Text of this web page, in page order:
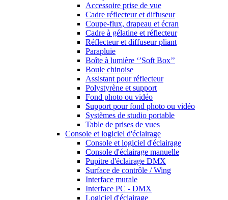
Accessoire prise de vue
Cadre réflecteur et diffuseur
Coupe-flux, drapeau et écran
Cadre à gélatine et réflecteur
Réflecteur et diffuseur pliant
Parapluie
Boîte à lumière ‘’Soft Box’’
Boule chinoise
Assistant pour réflecteur
Polystyrène et support
Fond photo ou vidéo
Support pour fond photo ou vidéo
Systèmes de studio portable
Table de prises de vues
Console et logiciel d'éclairage
Console et logiciel d'éclairage
Console d'éclairage manuelle
Pupitre d'éclairage DMX
Surface de contrôle / Wing
Interface murale
Interface PC - DMX
Logiciel d'éclairage